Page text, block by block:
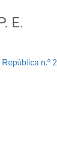
E.
n.º